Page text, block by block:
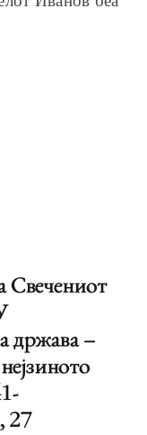
Свечениот
држава –
27